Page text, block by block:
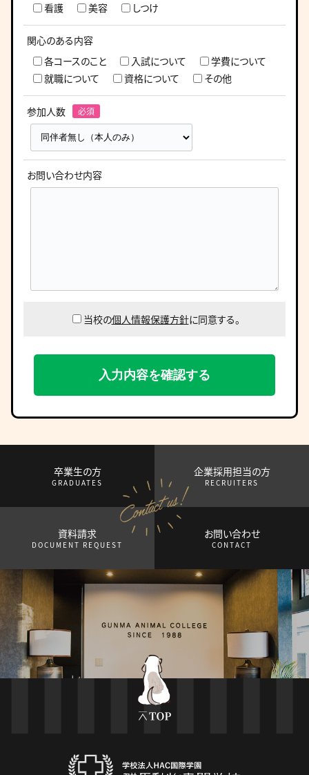
看護
美容 しつけ
関心のある内容
各コースのこと
入試について
学費について
就職について
資格について その他
参加人数
お問い合わせ内容
当校の個人情報保護方針に同意する。
卒業生の方
GRADUATES
企業採用担当の方
RECRUITERS
資料請求
DOCUMENT REQUEST
お問い合わせ
CONTACT